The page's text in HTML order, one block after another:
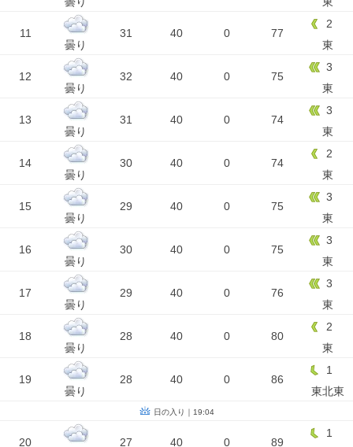
11
曇り
31 40 0 77
2
東
12
曇り
32 40 0 75
3
東
13
曇り
31 40 0 74
3
東
14
曇り
30 40 0 74
2
東
15
曇り
29 40 0 75
3
東
16
曇り
30 40 0 75
3
東
17
曇り
29 40 0 76
3
東
18
曇り
28 40 0 80
2
東
19
曇り
28 40 0 86
1
東北東
日の入り｜19:04
20
27 40 0 89
1